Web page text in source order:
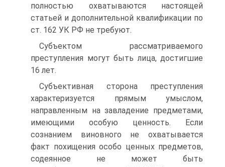
полностью охватываются настоящей
статьей и дополнительной квалификации по
ст. 162 УК РФ не требуют.
Субъектом рассматриваемого
преступления могут быть лица, достигшие
16 лет.
Субъективная сторона преступления
характеризуется прямым умыслом,
направленным на завладение предметами,
имеющими особую ценность. Если
сознанием виновного не охватывается
факт похищения особо ценных предметов,
содеянное не может быть